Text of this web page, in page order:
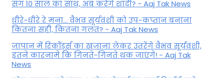
संग 10 साल का साथ, अब करेंगे शादी? - Aaj Tak News
धीरे-धीरे रे मना… वैभव सूर्यवंशी को उप-कप्तान बनाना
कितना सही, कितना गलत? - Aaj Tak News
जापान में रिकॉर्ड्स का खजाना लेकर उतरेंगे वैभव सूर्यवंशी,
इतने कारनामे कि गिनते-गिनते थक जाएंगे! - Aaj Tak
News